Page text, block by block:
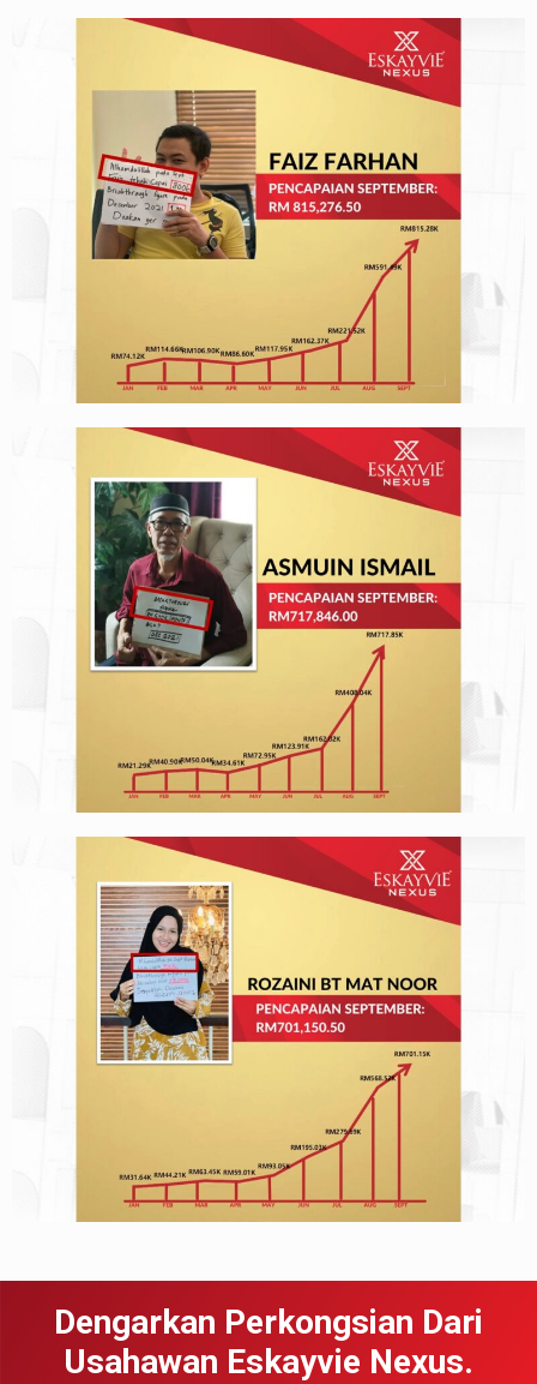
Dengarkan Perkongsian Dari
Usahawan Eskayvie Nexus.